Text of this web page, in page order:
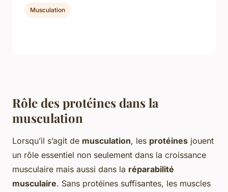
Rôle des protéines dans la
musculation
Lorsqu’il s’agit de musculation, les protéines jouent
un rôle essentiel non seulement dans la croissance
musculaire mais aussi dans la réparabilité
musculaire. Sans protéines suffisantes, les muscles
Musculation